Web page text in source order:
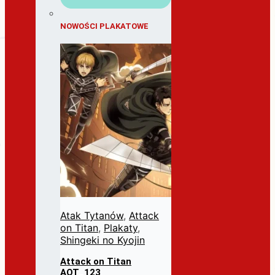
NOWOŚCI PLAKATOWE
Atak Tytanów, Attack
on Titan, Plakaty,
Shingeki no Kyojin
Attack on Titan
AOT_123